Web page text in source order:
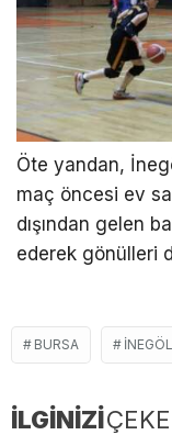
Öte yandan,
maç öncesi ev
dışından gelen
ederek gönülleri
BURSA İNEGÖL
İLGİNİZİ